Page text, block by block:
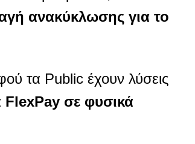
ανακύκλωσης για το
τα Public έχουν λύσεις
σε φυσικά